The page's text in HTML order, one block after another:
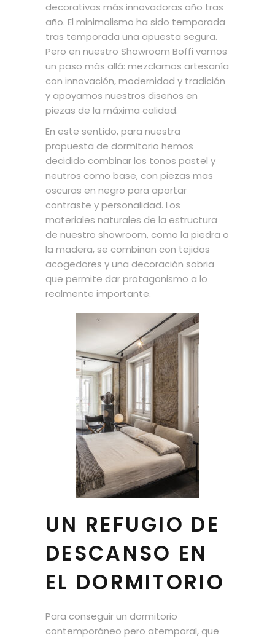
decorativas más innovadoras año tras
año. El minimalismo ha sido temporada
tras temporada una apuesta segura.
Pero en nuestro Showroom Boffi vamos
un paso más allá: mezclamos artesanía
con innovación, modernidad y tradición
y apoyamos nuestros diseños en
piezas de la máxima calidad.
En este sentido, para nuestra
propuesta de dormitorio hemos
decidido combinar los tonos pastel y
neutros como base, con piezas mas
oscuras en negro para aportar
contraste y personalidad. Los
materiales naturales de la estructura
de nuestro showroom, como la piedra o
la madera, se combinan con tejidos
acogedores y una decoración sobria
que permite dar protagonismo a lo
realmente importante.
UN REFUGIO DE
DESCANSO EN
EL DORMITORIO
Para conseguir un dormitorio
contemporáneo pero atemporal, que